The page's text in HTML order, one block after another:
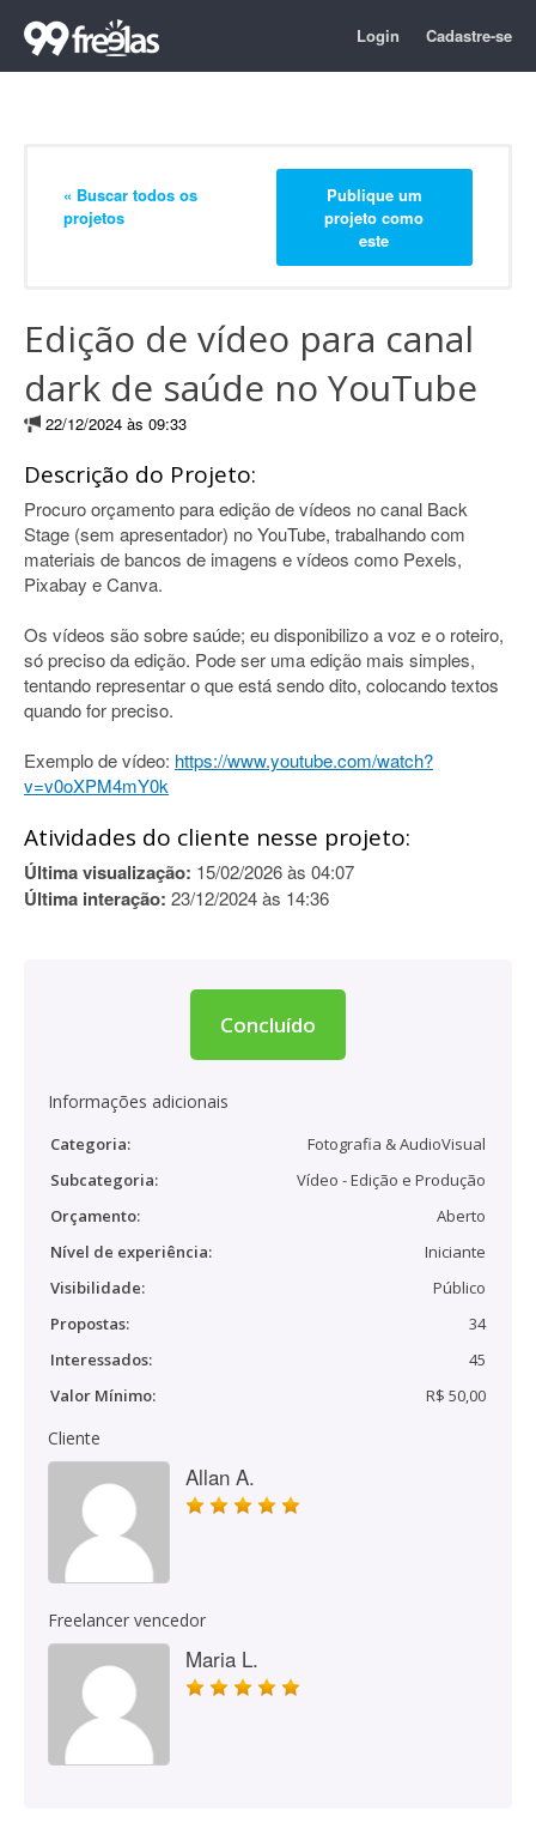
Login Cadastre-se
« Buscar todos os
projetos
Publique um
projeto como
este
Edição de vídeo para canal
dark de saúde no YouTube
22/12/2024 às 09:33
Descrição do Projeto:
Procuro orçamento para edição de vídeos no canal Back
Stage (sem apresentador) no YouTube, trabalhando com
materiais de bancos de imagens e vídeos como Pexels,
Pixabay e Canva.
Os vídeos são sobre saúde; eu disponibilizo a voz e o roteiro,
só preciso da edição. Pode ser uma edição mais simples,
tentando representar o que está sendo dito, colocando textos
quando for preciso.
Exemplo de vídeo: https://www.youtube.com/watch?
v=v0oXPM4mY0k
Atividades do cliente nesse projeto:
Última visualização: 15/02/2026 às 04:07
Última interação: 23/12/2024 às 14:36
Concluído
Informações adicionais
Categoria:
Fotografia & AudioVisual
Subcategoria:
Vídeo - Edição e Produção
Orçamento:
Aberto
Nível de experiência:
Iniciante
Visibilidade:
Público
Propostas:
34
Interessados:
45
Valor Mínimo:
R$ 50,00
Cliente
Allan A.
Freelancer vencedor
Maria L.